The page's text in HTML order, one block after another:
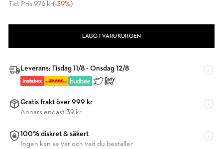
Tid. Pris:976 kr(-39%)
LÄGG I VARUKORGEN
Leverans: Tisdag 11/8 - Onsdag 12/8
Gratis frakt över 999 kr
Annars endast 39 kr
100% diskret & säkert
Ingen kan se var och vad du beställer